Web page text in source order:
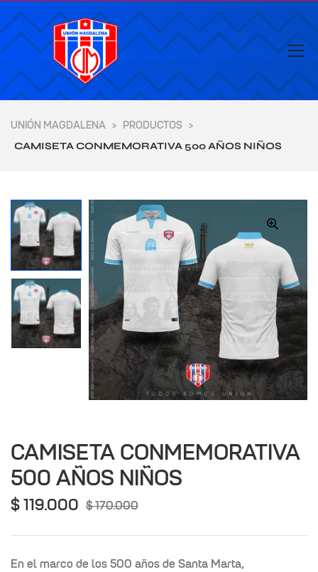
UNIÓN MAGDALENA > PRODUCTOS >
CAMISETA CONMEMORATIVA 500 AÑOS NIÑOS
🔍
CAMISETA CONMEMORATIVA
500 AÑOS NIÑOS
$170.000
$119.000
En el marco de los 500 años de Santa Marta,
de